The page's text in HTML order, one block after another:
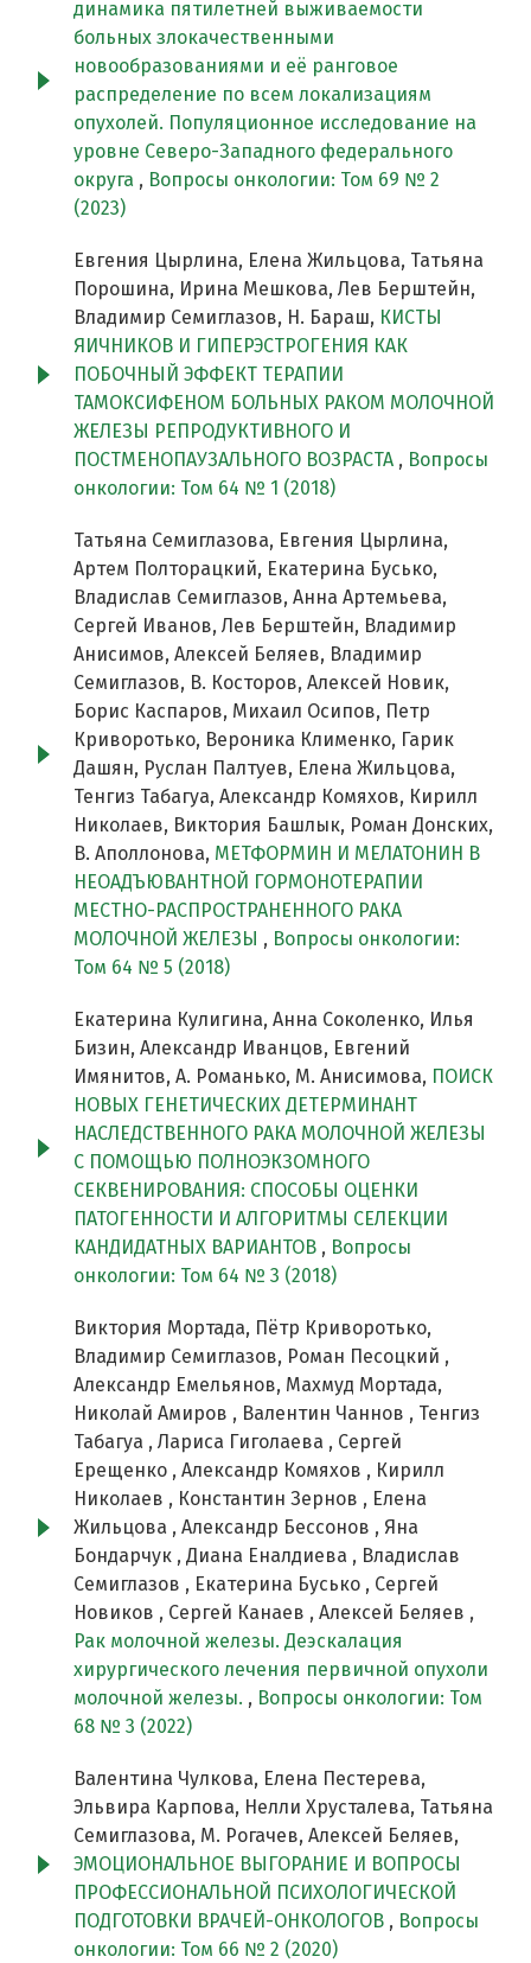
динамика пятилетней выживаемости
больных злокачественными
новообразованиями и её ранговое
распределение по всем локализациям
опухолей. Популяционное исследование на
уровне Северо-Западного федерального
округа , Вопросы онкологии: Том 69 № 2
(2023)
Евгения Цырлина, Елена Жильцова, Татьяна
Порошина, Ирина Мешкова, Лев Берштейн,
Владимир Семиглазов, Н. Бараш, КИСТЫ
ЯИЧНИКОВ И ГИПЕРЭСТРОГЕНИЯ КАК
ПОБОЧНЫЙ ЭФФЕКТ ТЕРАПИИ
ТАМОКСИФЕНОМ БОЛЬНЫХ РАКОМ МОЛОЧНОЙ
ЖЕЛЕЗЫ РЕПРОДУКТИВНОГО И
ПОСТМЕНОПАУЗАЛЬНОГО ВОЗРАСТА , Вопросы
онкологии: Том 64 № 1 (2018)
Татьяна Семиглазова, Евгения Цырлина,
Артем Полторацкий, Екатерина Бусько,
Владислав Семиглазов, Анна Артемьева,
Сергей Иванов, Лев Берштейн, Владимир
Анисимов, Алексей Беляев, Владимир
Семиглазов, В. Косторов, Алексей Новик,
Борис Каспаров, Михаил Осипов, Петр
Криворотько, Вероника Клименко, Гарик
Дашян, Руслан Палтуев, Елена Жильцова,
Тенгиз Табагуа, Александр Комяхов, Кирилл
Николаев, Виктория Башлык, Роман Донских,
В. Аполлонова, МЕТФОРМИН И МЕЛАТОНИН В
НЕОАДЪЮВАНТНОЙ ГОРМОНОТЕРАПИИ
МЕСТНО-РАСПРОСТРАНЕННОГО РАКА
МОЛОЧНОЙ ЖЕЛЕЗЫ , Вопросы онкологии:
Том 64 № 5 (2018)
Екатерина Кулигина, Анна Соколенко, Илья
Бизин, Александр Иванцов, Евгений
Имянитов, А. Романько, М. Анисимова, ПОИСК
НОВЫХ ГЕНЕТИЧЕСКИХ ДЕТЕРМИНАНТ
НАСЛЕДСТВЕННОГО РАКА МОЛОЧНОЙ ЖЕЛЕЗЫ
С ПОМОЩЬЮ ПОЛНОЭКЗОМНОГО
СЕКВЕНИРОВАНИЯ: СПОСОБЫ ОЦЕНКИ
ПАТОГЕННОСТИ И АЛГОРИТМЫ СЕЛЕКЦИИ
КАНДИДАТНЫХ ВАРИАНТОВ , Вопросы
онкологии: Том 64 № 3 (2018)
Виктория Мортада, Пётр Криворотько,
Владимир Семиглазов, Роман Песоцкий ,
Александр Емельянов, Махмуд Мортада,
Николай Амиров , Валентин Чаннов , Тенгиз
Табагуа , Лариса Гиголаева , Сергей
Ерещенко , Александр Комяхов , Кирилл
Николаев , Константин Зернов , Елена
Жильцова , Александр Бессонов , Яна
Бондарчук , Диана Еналдиева , Владислав
Семиглазов , Екатерина Бусько , Сергей
Новиков , Сергей Канаев , Алексей Беляев ,
Рак молочной железы. Деэскалация
хирургического лечения первичной опухоли
молочной железы. , Вопросы онкологии: Том
68 № 3 (2022)
Валентина Чулкова, Елена Пестерева,
Эльвира Карпова, Нелли Хрусталева, Татьяна
Семиглазова, М. Рогачев, Алексей Беляев,
ЭМОЦИОНАЛЬНОЕ ВЫГОРАНИЕ И ВОПРОСЫ
ПРОФЕССИОНАЛЬНОЙ ПСИХОЛОГИЧЕСКОЙ
ПОДГОТОВКИ ВРАЧЕЙ-ОНКОЛОГОВ , Вопросы
онкологии: Том 66 № 2 (2020)